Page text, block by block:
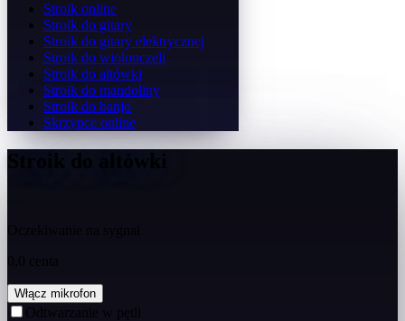
Stroik online
Stroik do gitary
Stroik do gitary elektrycznej
Stroik do wiolonczeli
Stroik do altówki
Stroik do mandoliny
Stroik do banjo
Skrzypce online
Stroik do altówki
Włącz mikrofon
Odtwarzanie w pętli